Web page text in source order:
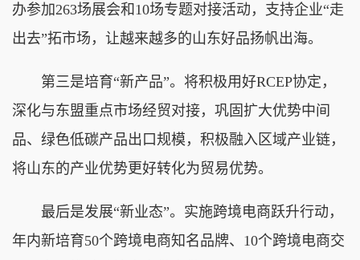
办参加263场展会和10场专题对接活动，支持企业“走
出去”拓市场，让越来越多的山东好品扬帆出海。
第三是培育“新产品”。将积极用好RCEP协定，
深化与东盟重点市场经贸对接，巩固扩大优势中间
品、绿色低碳产品出口规模，积极融入区域产业链，
将山东的产业优势更好转化为贸易优势。
最后是发展“新业态”。实施跨境电商跃升行动，
年内新培育50个跨境电商知名品牌、10个跨境电商交